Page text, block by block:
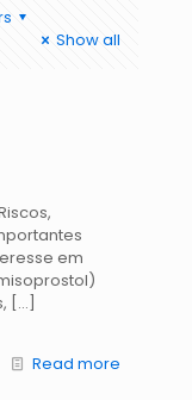
Show all
em
[…]
Read more